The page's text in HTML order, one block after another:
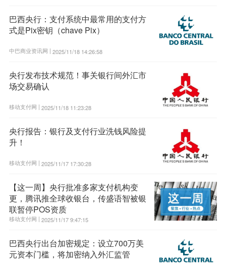
巴西央行：支付系统中最常用的支付方
式是Pix密钥（chave Pix）
中巴商业资讯网 | 2025/11/18 14:26:58
央行发布技术规范！事关银行间外汇市
场交易确认
移动支付网 | 2025/11/18 11:23:28
央行报告：银行及支付行业洗钱风险提
升！
移动支付网 | 2025/11/17 17:30:28
【这一周】央行批准多家支付机构变
更，腾讯推全球收银台，传盛语智被银
联暂停POS资质
移动支付网 | 2025/11/17 9:47:15
巴西央行出台加密规定：设立700万美
元资本门槛，将加密纳入外汇监管